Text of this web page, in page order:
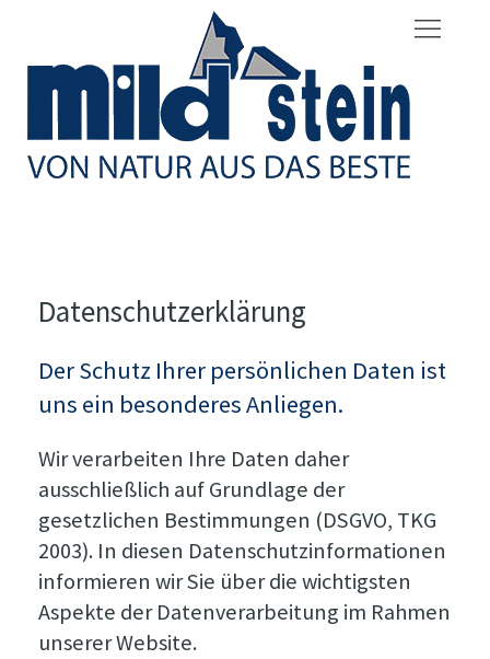
Datenschutzerklärung
Der Schutz Ihrer persönlichen Daten ist
uns ein besonderes Anliegen.
Wir verarbeiten Ihre Daten daher
ausschließlich auf Grundlage der
gesetzlichen Bestimmungen (DSGVO, TKG
2003). In diesen Datenschutzinformationen
informieren wir Sie über die wichtigsten
Aspekte der Datenverarbeitung im Rahmen
unserer Website.